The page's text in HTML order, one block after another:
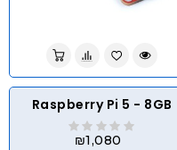
Raspberry Pi 5 - 8GB
₪1,080